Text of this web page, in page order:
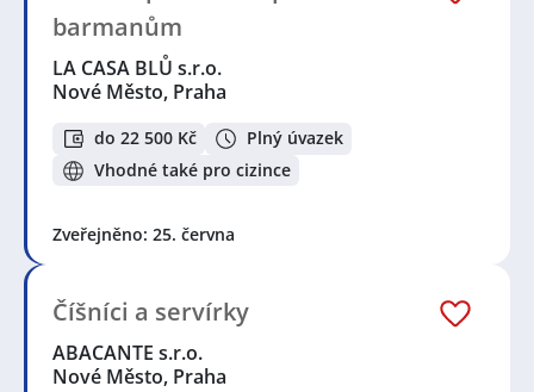
barmanům
LA CASA BLŮ s.r.o.
Nové Město, Praha
do 22 500 Kč
Plný úvazek
Vhodné také pro cizince
Zveřejněno: 25. června
Číšníci a servírky
ABACANTE s.r.o.
Nové Město, Praha